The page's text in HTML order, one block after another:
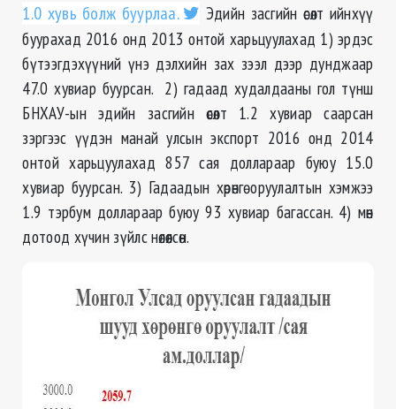
1.0 хувь болж буурлаа.
Эдийн засгийн өсөлт ийнхүү
буурахад 2016 онд 2013 онтой харьцуулахад 1) эрдэс
бүтээгдэхүүний үнэ дэлхийн зах зээл дээр дунджаар
47.0 хувиар буурсан. 2) гадаад худалдааны гол түнш
БНХАУ-ын эдийн засгийн өсөлт 1.2 хувиар саарсан
зэргээс үүдэн манай улсын экспорт 2016 онд 2014
онтой харьцуулахад 857 сая доллараар буюу 15.0
хувиар буурсан. 3) Гадаадын хөрөнгө оруулалтын хэмжээ
1.9 тэрбум доллараар буюу 93 хувиар багассан. 4) мөн
дотоод хүчин зүйлс нөлөөлсөн.